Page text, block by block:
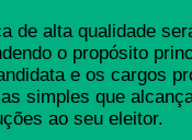
de alta qualidade
o propósito
e os cargos
simples que
ao seu eleitor.